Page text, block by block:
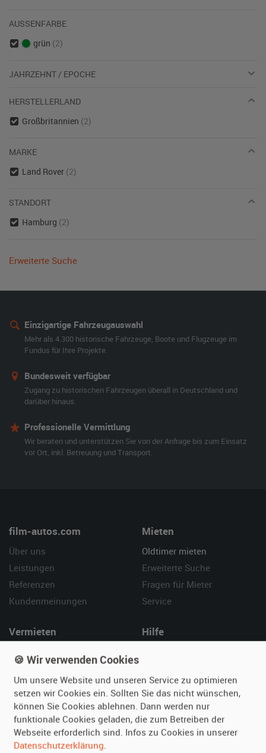
AUSSENFARBE
grün (2)
JAHRZEHNT / EPOCHE
HERSTELLERLAND
Großbritannien (2)
MARKE
Land Rover (2)
STANDORT
Hamburg (2)
Erweiterte Suche
Einzigartige Fahrzeugauswahl
Mehr als 4.300 historische Fahrzeuge, Boote und Flugzeuge im
Fundus für Ihre Projekte.
Bundesweit verfügbar
Zugang zu historischen Fahrzeugen überall in Deutschland und
darüber hinaus.
Professionelle Vermittlung
Wir beraten und unterstützen Sie von der Anfrage bis zum Einsatz
vor Ort, inkl. Betreuung und Transport.
film-autos.com
Über uns
Leistungen
Referenzen
Kundenmeinungen
Mieten
Oldtimer mieten
Erweiterte Suche
Fragen für Mieter
Service
Vermieten
Fragen für Vermieter
Inserat verwalten
Hilfe
Kontakt
SPECIAL
Berühmte Filmautos –
🍪 Wir verwenden Cookies
Um unsere Website und unseren Service zu optimieren
setzen wir Cookies ein. Sollten Sie das nicht wünschen,
können Sie Cookies ablehnen. Dann werden nur
funktionale Cookies geladen, die zum Betreiben der
Webseite erforderlich sind. Infos zu Cookies in unserer
Datenschutzerklärung.